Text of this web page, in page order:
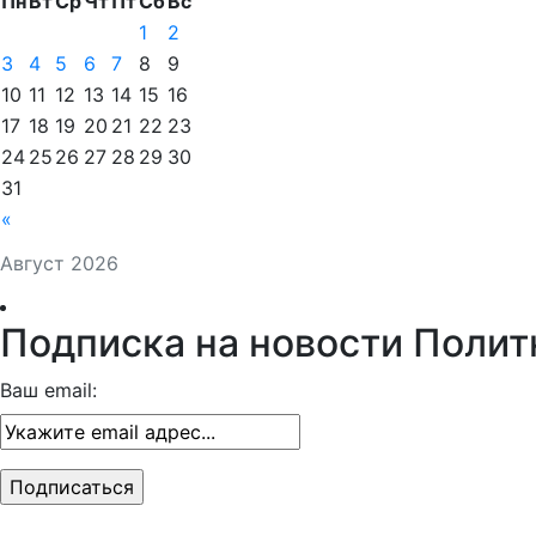
Август 2026
«
1
2
3
4 5 6 7 8
9
10 11 12 13 14 15 16
17 18 19 20 21 22 23
24 25 26 27 28 29 30
31
Подписка на новости
Ваш email: